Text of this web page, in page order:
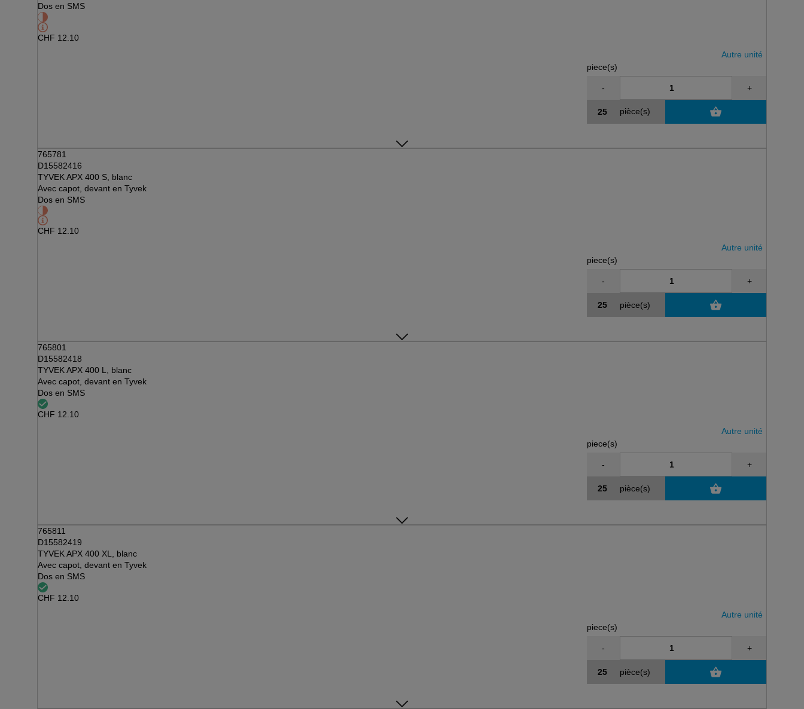
Dos en SMS
CHF 12.10
Autre unité
piece(s)
- +
pièce(s)
765781
D15582416
TYVEK APX 400 S, blanc
Avec capot, devant en Tyvek
Dos en SMS
CHF 12.10
Autre unité
piece(s)
- +
pièce(s)
765801
D15582418
TYVEK APX 400 L, blanc
Avec capot, devant en Tyvek
Dos en SMS
CHF 12.10
Autre unité
piece(s)
- +
pièce(s)
765811
D15582419
TYVEK APX 400 XL, blanc
Avec capot, devant en Tyvek
Dos en SMS
CHF 12.10
Autre unité
piece(s)
- +
pièce(s)